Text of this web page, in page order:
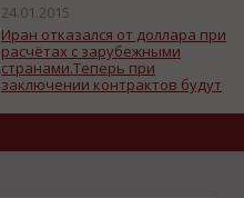
24.01.2015
Иран отказался от доллара при
расчётах с зарубежными
странами.Теперь при
заключении контрактов будут
турецкая лира, российский